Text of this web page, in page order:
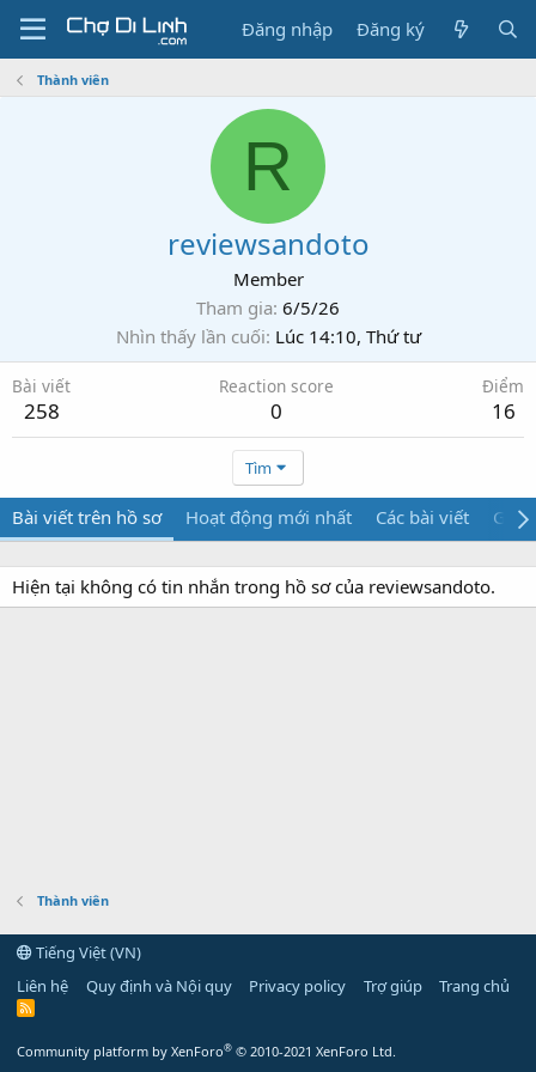
Đăng nhập Đăng ký
Thành viên
R
reviewsandoto
Member
Tham gia 6/5/26
Nhìn thấy lần cuối Lúc 14:10, Thứ tư
Bài viết
258
Reaction score
0
Điểm
16
Tìm
Bài viết trên hồ sơ Hoạt động mới nhất Các bài viết Giới
Hiện tại không có tin nhắn trong hồ sơ của reviewsandoto.
Thành viên
Tiếng Việt (VN)
Liên hệ
Quy định và Nội quy Privacy policy Trợ giúp Trang chủ
R
Community platform by XenForo® © 2010-2021 XenForo Ltd.